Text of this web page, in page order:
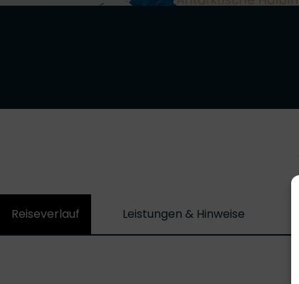
Reiseverlauf Leistungen & Hinweise